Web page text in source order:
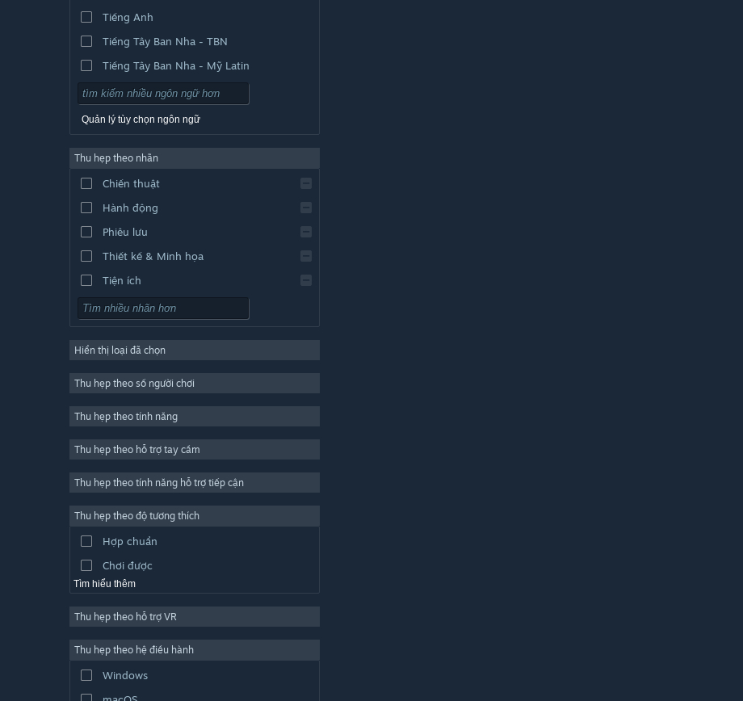
Tiếng Anh
Tiếng Tây Ban Nha - TBN
Tiếng Tây Ban Nha - Mỹ Latin
Quản lý tùy chọn ngôn ngữ
Thu hẹp theo nhãn
Chiến thuật
Hành động
Phiêu lưu
Thiết kế & Minh họa
Tiện ích
Chơi miễn phí
Trực tuyến nhiều người chơi
Indie
Đơn giản
Mô phỏng
Sản xuất video
Chỉnh sửa ảnh
Hiển thị loại đã chọn
Thu hẹp theo số người chơi
Thu hẹp theo tính năng
Thu hẹp theo hỗ trợ tay cầm
Thu hẹp theo tính năng hỗ trợ tiếp cận
Thu hẹp theo độ tương thích
Hợp chuẩn
Chơi được
Tìm hiểu thêm
Thu hẹp theo hỗ trợ VR
Thu hẹp theo hệ điều hành
Windows